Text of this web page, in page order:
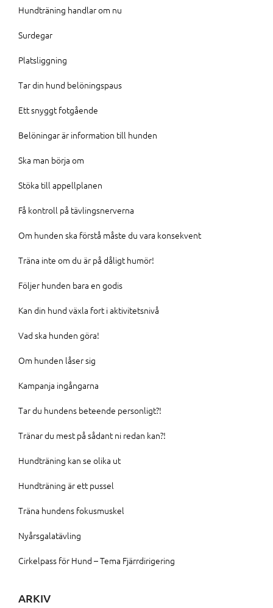
Hundträning handlar om nu
Surdegar
Platsliggning
Tar din hund belöningspaus
Ett snyggt fotgående
Belöningar är information till hunden
Ska man börja om
Stöka till appellplanen
Få kontroll på tävlingsnerverna
Om hunden ska förstå måste du vara konsekvent
Träna inte om du är på dåligt humör!
Följer hunden bara en godis
Kan din hund växla fort i aktivitetsnivå
Vad ska hunden göra!
Om hunden låser sig
Kampanja ingångarna
Tar du hundens beteende personligt?!
Tränar du mest på sådant ni redan kan?!
Hundträning kan se olika ut
Hundträning är ett pussel
Träna hundens fokusmuskel
Nyårsgalatävling
Cirkelpass för Hund – Tema Fjärrdirigering
ARKIV